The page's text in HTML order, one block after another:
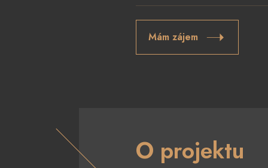
Mám zájem
O projektu